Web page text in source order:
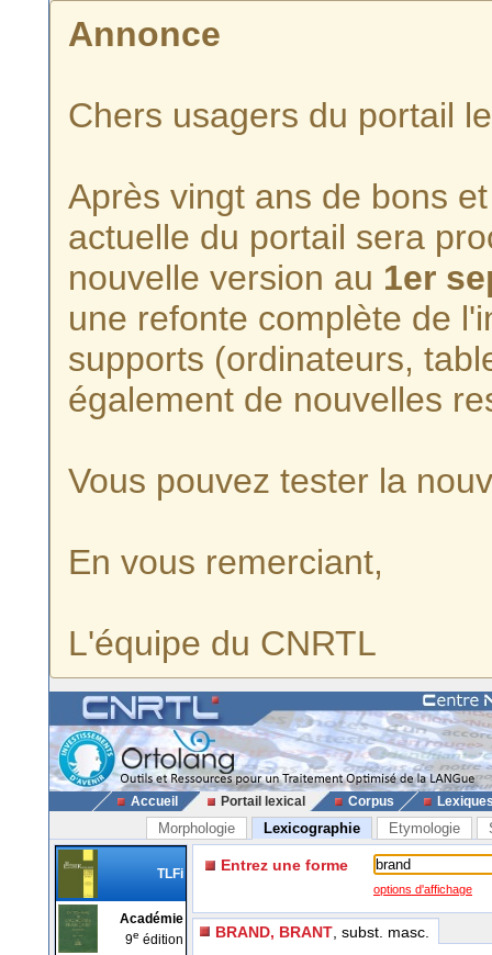
Annonce
Chers usagers du portail
Après vingt ans de bons
actuelle du portail sera
nouvelle version au 1er
une refonte complète de
supports (ordinateurs,
également de nouvelles
Vous pouvez tester la
En vous remerciant,
L'équipe du CNRTL
Accueil Portail lexical Corpus
Morphologie Lexicographie Etymologie
TLFi
Académie
9e édition
Entrez une forme
options d'affichage
BRAND, BRANT , subst. masc.